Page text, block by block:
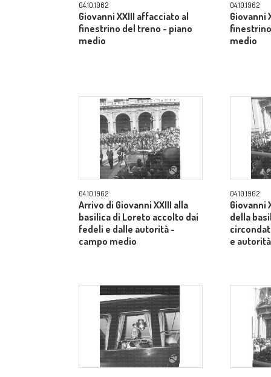
04.10.1962
Giovanni XXIII affacciato al
finestrino del treno - piano
medio
04.10.1962
Giovanni
medio
04.10.1962
Arrivo di Giovanni XXIII alla
basilica di Loreto accolto dai
fedeli e dalle autorità -
campo medio
04.10.1962
Giovanni
della
e